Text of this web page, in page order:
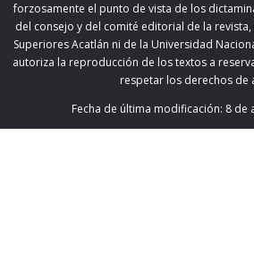
forzosamente el punto de vista de los
del consejo y del comité editorial de la
Superiores Acatlán ni de la Universidad
autoriza la reproducción de los textos a
respetar los derechos de
Fecha de última modificación: 8 de